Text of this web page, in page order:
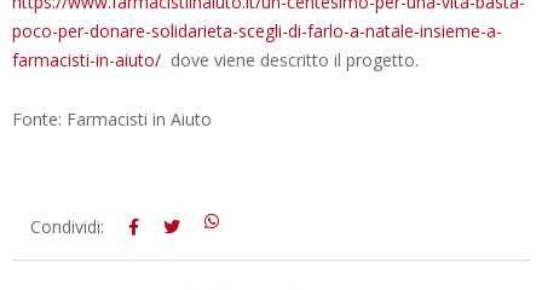
poco-per-donare-solidarieta-scegli-di-farlo-a-natale-insieme-a-
farmacisti-in-aiuto/ dove viene descritto il progetto.
Fonte: Farmacisti in Aiuto
2023-
Condividi: